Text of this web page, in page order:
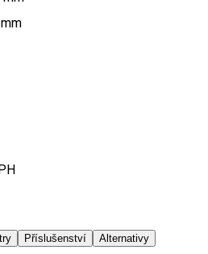
Příslušenství Alternativy